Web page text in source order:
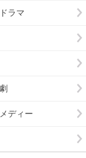
ラマ
ディー